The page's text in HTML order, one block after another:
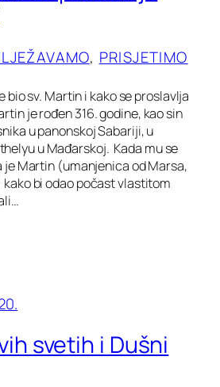
, PRISJETIMO
bio sv. Martin i kako se proslavlja
je rođen 316. godine, kao sin
u panonskoj Sabariji, u
u Mađarskoj. Kada mu se
je Martin (umanjenica od Marsa,
bi odao počast vlastitom
svetih i Dušni